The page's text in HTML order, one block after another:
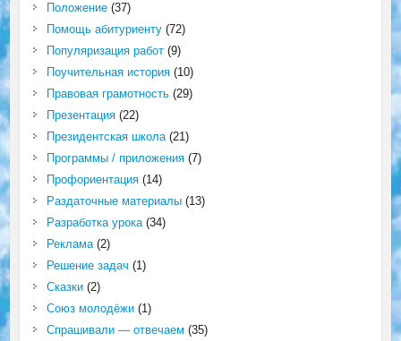
Положение(37)
Помощь абитуриенту(72)
Популяризация работ(9)
Поучительная история(10)
Правовая грамотность(29)
Презентация(22)
Президентская школа(21)
Программы / приложения(7)
Профориентация(14)
Раздаточные материалы(13)
Разработка урока(34)
Реклама(2)
Решение задач (1)
Сказки(2)
Союз молодёжи(1)
Спрашивали — отвечаем (35)